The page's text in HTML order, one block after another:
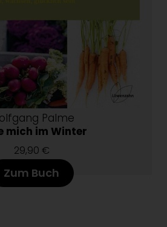
Palme
mich im Winter
29,90 €
Zum Buch